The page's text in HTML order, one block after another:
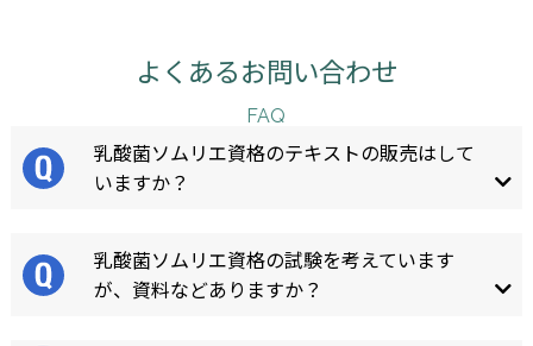
よくあるお問い合わせ
FAQ
乳酸菌ソムリエ資格のテキストの販売はして
いますか？
乳酸菌ソムリエ資格の試験を考えています
が、資料などありますか？